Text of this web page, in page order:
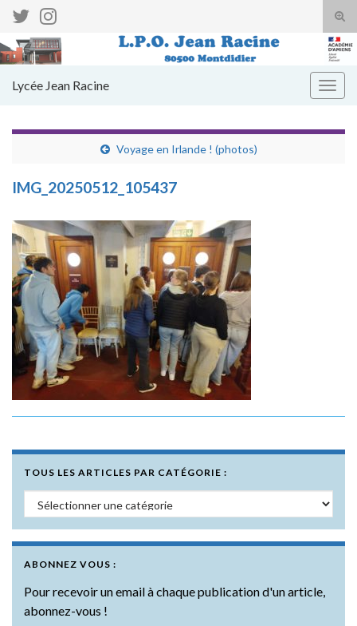
Search for:
Lycée Jean Racine
Voyage en Irlande ! (photos)
IMG_20250512_105437
TOUS LES ARTICLES PAR CATÉGORIE :
Tous les articles par catégorie :
ABONNEZ VOUS :
Pour recevoir un email à chaque publication d'un article,
abonnez-vous !